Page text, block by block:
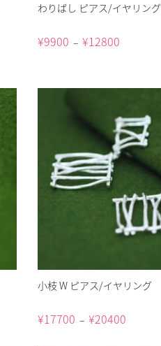
わりばし ピアス/イヤリング
¥9900 – ¥12800
小枝 W ピアス/イヤリング
¥17700 – ¥20400